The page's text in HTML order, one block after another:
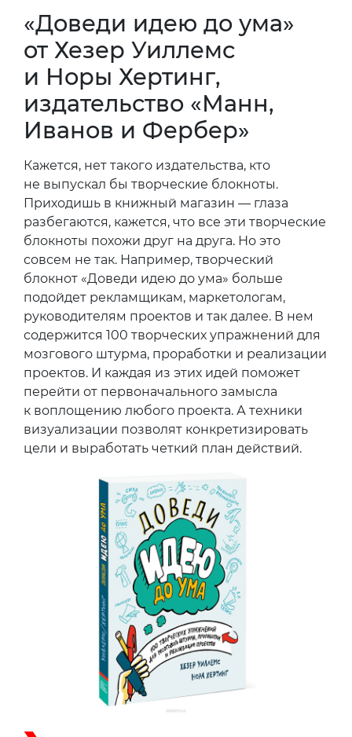
«Доведи идею до ума»
от Хезер Уиллемс
и Норы Хертинг,
издательство «Манн,
Иванов и Фербер»
Кажется, нет такого издательства, кто
не выпускал бы творческие блокноты.
Приходишь в книжный магазин — глаза
разбегаются, кажется, что все эти творческие
блокноты похожи друг на друга. Но это
совсем не так. Например, творческий
блокнот «Доведи идею до ума» больше
подойдет рекламщикам, маркетологам,
руководителям проектов и так далее. В нем
содержится 100 творческих упражнений для
мозгового штурма, проработки и реализации
проектов. И каждая из этих идей поможет
перейти от первоначального замысла
к воплощению любого проекта. А техники
визуализации позволят конкретизировать
цели и выработать четкий план действий.